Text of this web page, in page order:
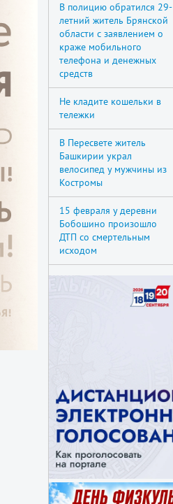
В полицию обратился 29-
летний житель Брянской
области с заявлением о
краже мобильного
телефона и денежных
средств
Не кладите кошельки в
тележки
В Пересвете житель
Башкирии украл
велосипед у мужчины из
Костромы
15 февраля у деревни
Бобошино произошло
ДТП со смертельным
исходом